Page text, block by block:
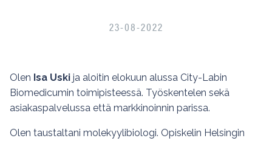
23-08-2022
Olen Isa Uski ja aloitin elokuun alussa City-Labin
Biomedicumin toimipisteessä. Työskentelen sekä
asiakaspalvelussa että markkinoinnin parissa.
Olen taustaltani molekyylibiologi. Opiskelin Helsingin